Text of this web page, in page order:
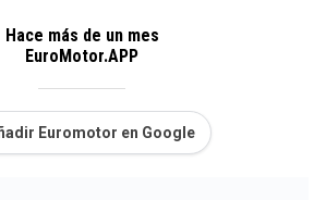
Hace más de un mes
EuroMotor.APP
Euromotor en Google